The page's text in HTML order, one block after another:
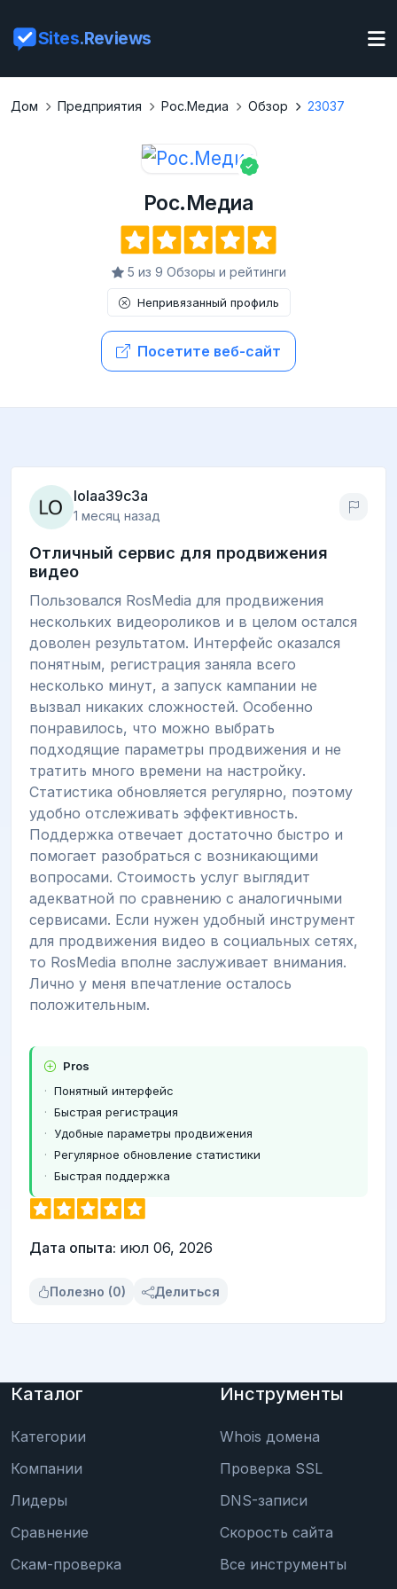
Sites.Reviews
Дом Предприятия Рос.Медиа Обзор 23037
Рос.Медиа
5 из 9 Обзоры и рейтинги
Непривязанный профиль
Посетите веб-сайт
lolaa39c3a
1 месяц назад
Отличный сервис для продвижения
видео
Пользовался RosMedia для продвижения
нескольких видеороликов и в целом остался
доволен результатом. Интерфейс оказался
понятным, регистрация заняла всего
несколько минут, а запуск кампании не
вызвал никаких сложностей. Особенно
понравилось, что можно выбрать
подходящие параметры продвижения и не
тратить много времени на настройку.
Статистика обновляется регулярно, поэтому
удобно отслеживать эффективность.
Поддержка отвечает достаточно быстро и
помогает разобраться с возникающими
вопросами. Стоимость услуг выглядит
адекватной по сравнению с аналогичными
сервисами. Если нужен удобный инструмент
для продвижения видео в социальных сетях,
то RosMedia вполне заслуживает внимания.
Лично у меня впечатление осталось
положительным.
Pros
Понятный интерфейс
Быстрая регистрация
Удобные параметры продвижения
Регулярное обновление статистики
Быстрая поддержка
Дата опыта: июл 06, 2026
Полезно (0) Делиться
Каталог
Категории
Компании
Лидеры
Сравнение
Скам-проверка
Инструменты
Whois домена
Проверка SSL
DNS-записи
Скорость сайта
Все инструменты